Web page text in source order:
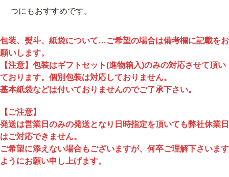
つにもおすすめです。
包装、熨斗、紙袋について…ご希望の場合は備考欄に記載をお
願いします。
【注意】包装はギフトセット(進物箱入)のみの対応させて頂い
ております。個別包装は対応しておりません。
基本紙袋などは付いておりませんのでご了承下さい。
【ご注意】
発送は営業日のみの発送となり日時指定を頂いても弊社休業日
はご対応できません。
ご希望に添えない場合もございますが、何卒ご理解下さいます
ようにお願い申し上げます。